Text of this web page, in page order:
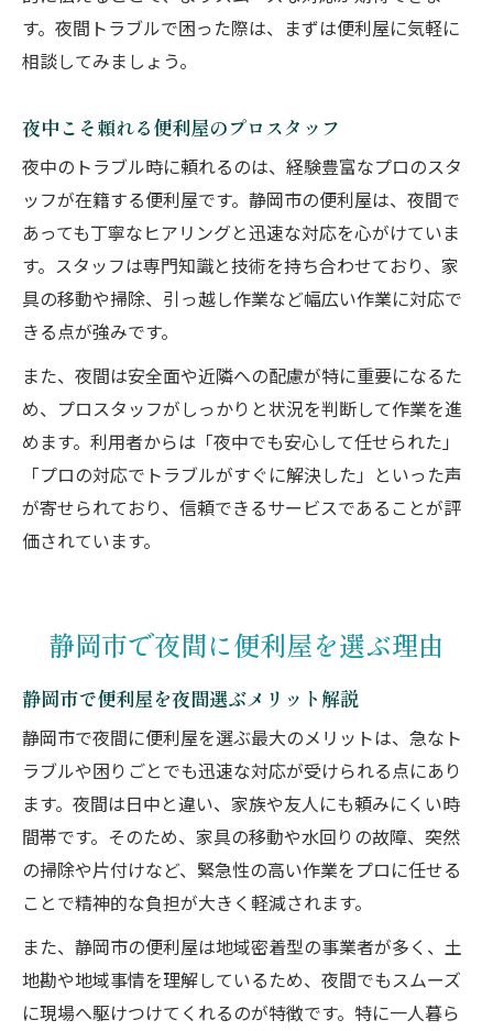
す。夜間トラブルで困った際は、まずは便利屋に気軽に
相談してみましょう。
夜中こそ頼れる便利屋のプロスタッフ
夜中のトラブル時に頼れるのは、経験豊富なプロのスタ
ッフが在籍する便利屋です。静岡市の便利屋は、夜間で
あっても丁寧なヒアリングと迅速な対応を心がけていま
す。スタッフは専門知識と技術を持ち合わせており、家
具の移動や掃除、引っ越し作業など幅広い作業に対応で
きる点が強みです。
また、夜間は安全面や近隣への配慮が特に重要になるた
め、プロスタッフがしっかりと状況を判断して作業を進
めます。利用者からは「夜中でも安心して任せられた」
「プロの対応でトラブルがすぐに解決した」といった声
が寄せられており、信頼できるサービスであることが評
価されています。
静岡市で夜間に便利屋を選ぶ理由
静岡市で便利屋を夜間選ぶメリット解説
静岡市で夜間に便利屋を選ぶ最大のメリットは、急なト
ラブルや困りごとでも迅速な対応が受けられる点にあり
ます。夜間は日中と違い、家族や友人にも頼みにくい時
間帯です。そのため、家具の移動や水回りの故障、突然
の掃除や片付けなど、緊急性の高い作業をプロに任せる
ことで精神的な負担が大きく軽減されます。
また、静岡市の便利屋は地域密着型の事業者が多く、土
地勘や地域事情を理解しているため、夜間でもスムーズ
に現場へ駆けつけてくれるのが特徴です。特に一人暮ら